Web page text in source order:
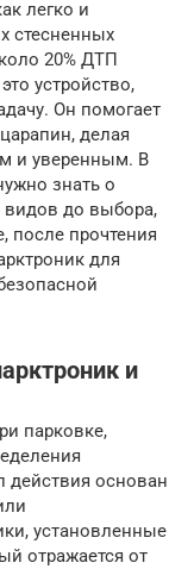
легко и
стесненных
20% ДТП
устройство,
Он помогает
делая
и уверенным. В
знать о
видов до выбора,
после прочтения
для
и
парковке,
действия основан
установленные
отражается от